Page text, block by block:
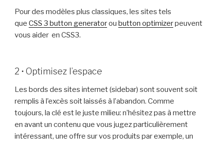
Pour des modèles plus classiques, les sites tels
que CSS 3 button generatorou button optimizerpeuvent
vous aider en CSS3.
2 • Optimisez l’espace
Les bords des sites internet (sidebar) sont souvent soit
remplis à l’excès soit laissés à l’abandon. Comme
toujours, la clé est le juste milieu: n’hésitez pas à mettre
en avant un contenu que vous jugez particulièrement
intéressant, une offre sur vos produits par exemple, un